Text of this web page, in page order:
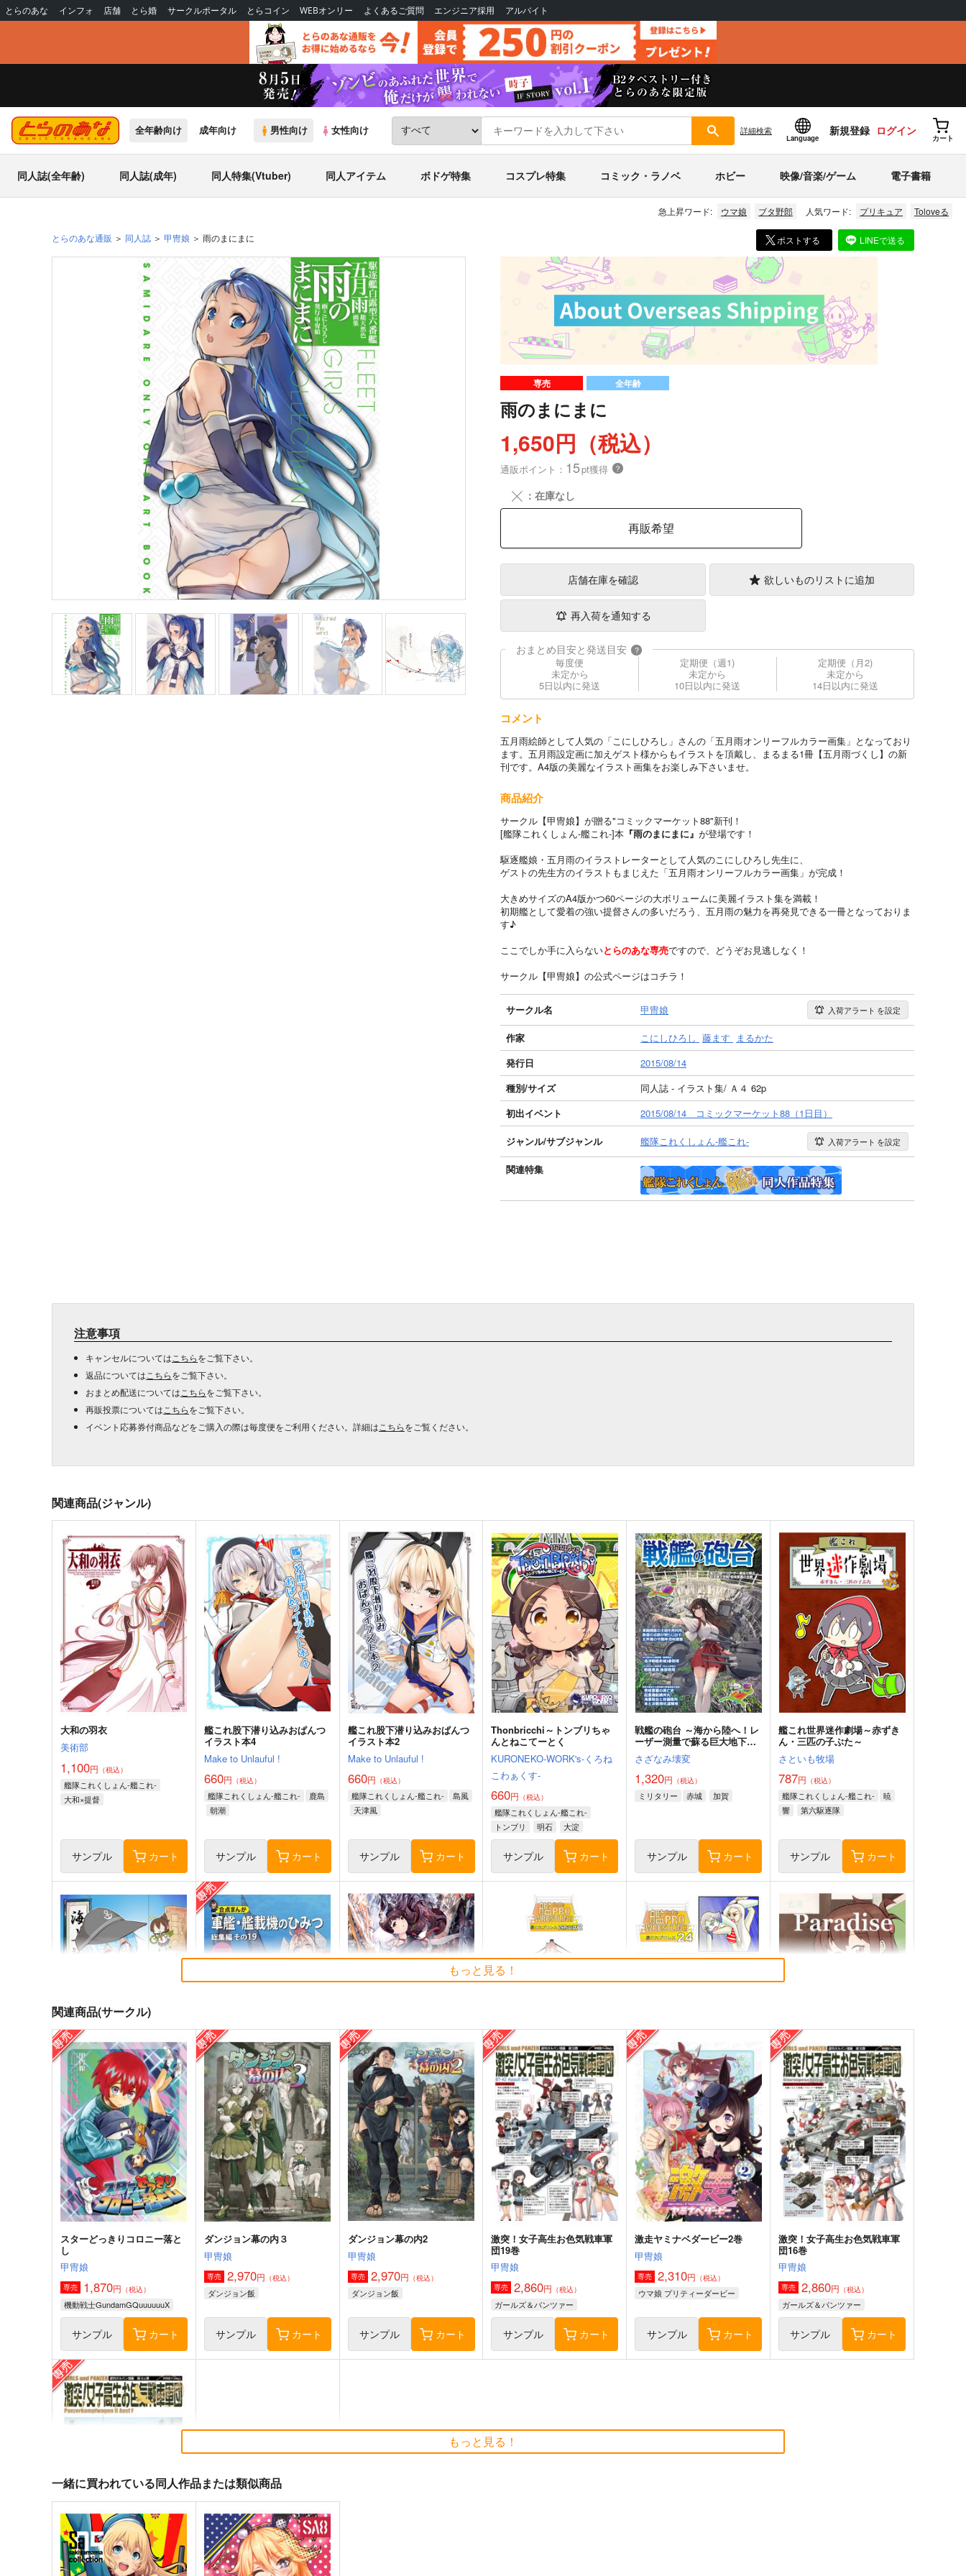
とらのあな インフォ 店舗 とら婚 サークルポータル とらコイン WEBオンリー よくあるご質問 エンジニア採用 アルバイト
全年齢向け 成年向け 男性向け 女性向け 詳細検索
Language
新規登録 ログイン
カート
同人誌(全年齢) 同人誌(成年) 同人特集(Vtuber) 同人アイテム ボドゲ特集 コスプレ特集 コミック・ラノベ ホビー 映像/音楽/ゲーム 電子書籍
急上昇ワード: ウマ娘 ブタ野郎 人気ワード: プリキュア Toloveる
とらのあな通販 同人誌 甲冑娘 雨のまにまに ポストする LINEで送る
専売 全年齢
雨のまにまに
1,650円（税込）
通販ポイント： 15pt獲得 ？
╳ ：在庫なし
再販希望
店舗在庫を確認 欲しいものリストに追加
再入荷を通知する
おまとめ目安と発送目安 ?
毎度便
未定から
5日以内に発送
定期便（週1)
未定から
10日以内に発送
定期便（月2)
未定から
14日以内に発送
コメント
五月雨絵師として人気の「こにしひろし」さんの「五月雨オンリーフルカラー画集」となっており
ます。五月雨設定画に加えゲスト様からもイラストを頂戴し、まるまる1冊【五月雨づくし】の新
刊です。A4版の美麗なイラスト画集をお楽しみ下さいませ。
商品紹介
サークル【甲冑娘】が贈る"コミックマーケット88"新刊！
[艦隊これくしょん-艦これ-]本 『雨のまにまに』 が登場です！
駆逐艦娘・五月雨のイラストレーターとして人気のこにしひろし先生に、
ゲストの先生方のイラストもまじえた「五月雨オンリーフルカラー画集」が完成！
大きめサイズのA4版かつ60ページの大ボリュームに美麗イラスト集を満載！
初期艦として愛着の強い提督さんの多いだろう、五月雨の魅力を再発見できる一冊となっておりま
す♪
ここでしか手に入らないとらのあな専売ですので、どうぞお見逃しなく！
サークル【甲冑娘】の公式ページはコチラ！
サークル名 甲冑娘 入荷アラート を設定
作家 こにしひろし 藤ます まるかた
発行日
2015/08/14
種別/サイズ
同人誌 - イラスト集/ Ａ４ 62p
初出イベント
2015/08/14 コミックマーケット88（1日目）
ジャンル/サブジャンル 艦隊これくしょん-艦これ- 入荷アラート を設定
関連特集
注意事項
キャンセルについては こちらをご覧下さい。
返品については こちらをご覧下さい。
おまとめ配送については こちらをご覧下さい。
再販投票については こちらをご覧下さい。
イベント応募券付商品などをご購入の際は毎度便をご利用ください。詳細は こちらをご覧ください。
関連商品(ジャンル)
大和の羽衣
美術部
1,100円 （税込）
艦隊これくしょん-艦これ-
大和×提督
サンプル カート
艦これ股下潜り込みおぱんつ
イラスト本4
Make to Unlauful !
660円 （税込）
艦隊これくしょん-艦これ-
鹿島
朝潮
サンプル カート
艦これ股下潜り込みおぱんつ
イラスト本2
Make to Unlauful !
660円 （税込）
艦隊これくしょん-艦これ-
島風
天津風
サンプル カート
Thonbricchi～トンブリちゃ
んとねこてーとく
KURONEKO-WORK's-くろね
こわぁくす-
660円 （税込）
艦隊これくしょん-艦これ-
トンブリ
明石 大淀
サンプル カート
戦艦の砲台 ～海から陸へ！レ
ーザー測量で蘇る巨大地下空
間・壱岐要塞の全貌
さざなみ壊変
1,320円 （税込）
ミリタリー 赤城 加賀
サンプル カート
艦これ世界迷作劇場～赤ずき
ん・三匹の子ぶた～
さといも牧場
787円 （税込）
艦隊これくしょん-艦これ-
暁
響
第六駆逐隊
サンプル カート
ゲームマスター響～リアル脱
出ゲーム編～
さといも牧場
787円（税込）
艦隊これくしょん-艦これ-
響
第六駆逐隊
サンプル カート
軍艦・艦載機のひみつ 総集編
その19
EINSATZ GRUPPE ＆
MANITOU
専売 1,100円（税込）
艦隊これくしょん-艦これ-
サンプル カート
気高き者達の碑
帝國交響楽団
1,870円（税込）
艦隊これくしょん-艦これ-
赤城
加賀
飛龍
サンプル カート
艦これプロレス 四方山話２
Mystic Lab
660円（税込）
艦隊これくしょん-艦これ-
暁
空母ヲ級
サンプル カート
艦これプロレス24
Mystic Lab
2,200円（税込）
艦隊これくしょん-艦これ-
天龍
那珂
サンプル カート
去年ルノアール鎮守府で～
Paradise of Thunder～
小書会
550円（税込）
艦隊これくしょん-艦これ- 電
サンプル カート
880円（税込）
艦隊これくしょん-艦これ- 足柄
サンプル カート
660円（税込）
艦隊これくしょん-艦これ-
ボクカワウソ
長門 コロラド
サンプル カート
めるくまある/ALL.
妙齢型重巡伝 残念だよ!!足柄
さん(47)
side Guitar Collection
もっと見る！
関連商品(サークル)
スターどっきりコロニー落と
し
甲冑娘
専売 1,870円 （税込）
機動戦士GundamGQuuuuuuX
サンプル カート
ダンジョン幕の内３
甲冑娘
専売 2,970円 （税込）
ダンジョン飯
サンプル カート
ダンジョン幕の内2
甲冑娘
専売 2,970円 （税込）
ダンジョン飯
サンプル カート
激突！女子高生お色気戦車軍
団19巻
甲冑娘
専売 2,860円 （税込）
ガールズ＆パンツァー
サンプル カート
激走ヤミナベダービー2巻
甲冑娘
専売 2,310円 （税込）
ウマ娘 プリティーダービー
サンプル カート
激突！女子高生お色気戦車軍
団16巻
甲冑娘
専売 2,860円 （税込）
ガールズ＆パンツァー
サンプル カート
激突通信販売号
もっと見る！
一緒に買われている同人作品または類似商品